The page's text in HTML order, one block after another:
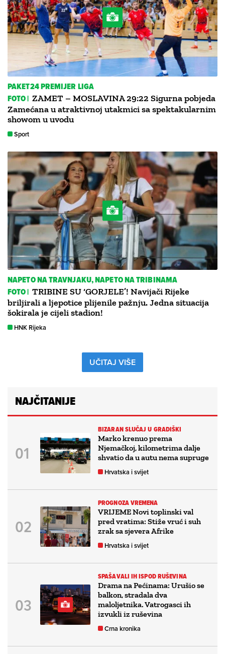
PAKET24 PREMIJER LIGA
FOTO | ZAMET – MOSLAVINA 29:22 Sigurna pobjeda
Zamećana u atraktivnoj utakmici sa spektakularnim
showom u uvodu
Sport
NAPETO NA TRAVNJAKU, NAPETO NA TRIBINAMA
FOTO | TRIBINE SU ‘GORJELE’! Navijači Rijeke
briljirali a ljepotice plijenile pažnju. Jedna situacija
šokirala je cijeli stadion!
HNK Rijeka
UČITAJ VIŠE
NAJČITANIJE
BIZARAN SLUČAJ U GRADIŠKI
Marko krenuo prema
Njemačkoj, kilometrima dalje
shvatio da u autu nema supruge
Hrvatska i svijet
PROGNOZA VREMENA
VRIJEME Novi toplinski val
pred vratima: Stiže vruć i suh
zrak sa sjevera Afrike
Hrvatska i svijet
SPAŠAVALI IH ISPOD RUŠEVINA
Drama na Pećinama: Urušio se
balkon, stradala dva
maloljetnika. Vatrogasci ih
izvukli iz ruševina
Crna kronika